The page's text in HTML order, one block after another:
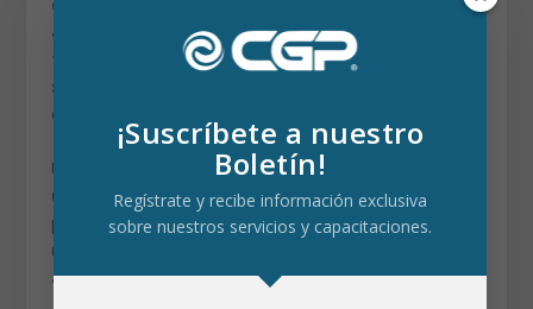
almacena y procesa únicamente dentro del
territorio nacional. El sitio puede utilizar
servicios como Google Analytics
estadísticos.
Usted tiene derecho aacceder, rectificar, cancelar
u oponerse (ARCO)al tratamiento de sus datos
personales. Para ejercer estos derechos, puede enviar
una solicitud al correo
asunto “Solicitud ARCO”.
¡Suscríbete a nuestro
Boletín!
Regístrate y recibe información exclusiva
sobre nuestros servicios y capacitaciones.